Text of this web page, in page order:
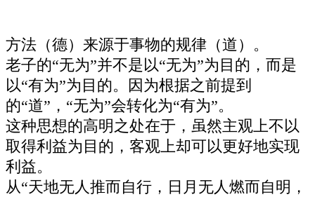
方法（德）来源于事物的规律（道）。
老子的“无为”并不是以“无为”为目的，而是
以“有为”为目的。因为根据之前提到
的“道”，“无为”会转化为“有为”。
这种思想的高明之处在于，虽然主观上不以
取得利益为目的，客观上却可以更好地实现
利益。
从“天地无人推而自行，日月无人燃而自明，